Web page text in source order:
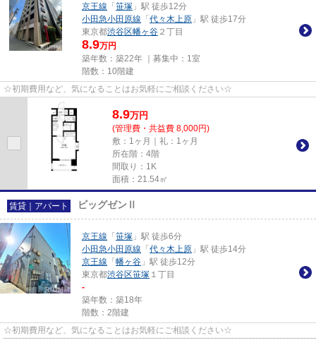
京王線 「笹塚 」駅 徒歩12分
小田急小田原線 「代々木上原 」駅 徒歩17分
東京都渋谷区幡ヶ谷 ２丁目
8.9万円
築年数：築22年 ｜募集中： 1室
階数：10階建
☆初期費用など、気になることはお気軽にご相談ください☆
8.9万円
(管理費・共益費 8,000円)
敷：1ヶ月｜礼：1ヶ月
所在階：4階
間取り：1K
面積：21.54㎡
賃貸｜アパート ビッグゼンⅡ
京王線 「笹塚 」駅 徒歩6分
小田急小田原線 「代々木上原 」駅 徒歩14分
京王線 「幡ヶ谷 」駅 徒歩12分
東京都渋谷区笹塚 １丁目
-
築年数：築18年
階数：2階建
☆初期費用など、気になることはお気軽にご相談ください☆